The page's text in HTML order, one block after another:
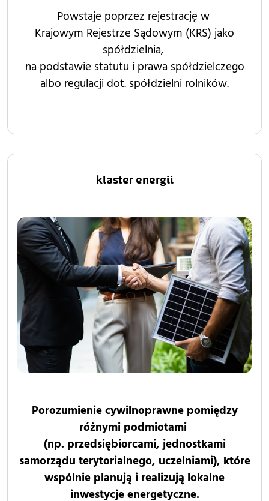
Powstaje poprzez rejestrację w
Krajowym Rejestrze Sądowym (KRS) jako
spółdzielnia,
na podstawie statutu i prawa spółdzielczego
albo regulacji dot. spółdzielni rolników.
klaster energii
Porozumienie cywilnoprawne pomiędzy
różnymi podmiotami
(np. przedsiębiorcami, jednostkami
samorządu terytorialnego, uczelniami), które
wspólnie planują i realizują lokalne
inwestycje energetyczne.